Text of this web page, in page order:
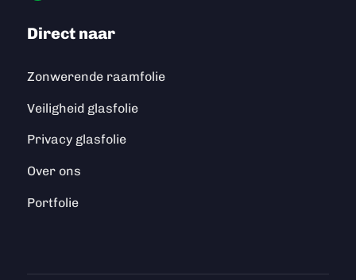
Direct naar
Zonwerende raamfolie
Veiligheid glasfolie
Privacy glasfolie
Over ons
Portfolie